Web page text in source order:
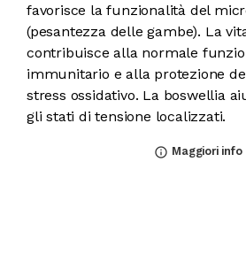
favorisce la funzionalità del
(pesantezza delle gambe). La
contribuisce alla normale
immunitario e alla protezione
stress ossidativo. La boswellia
gli stati di tensione localizzati.
info_outline Maggiori info